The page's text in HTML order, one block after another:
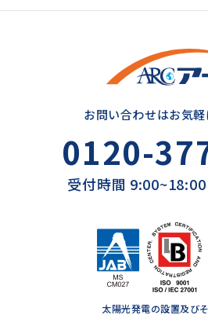
お問い合わせはお気軽
0120-
受付時間
太陽光発電の設置及び